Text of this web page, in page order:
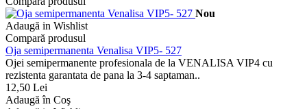
Nou
Adaugă in Wishlist
Compară produsul
Oja semipermanenta Venalisa VIP5- 527
Ojei semipermanente profesionala de la VENALISA VIP4 cu
rezistenta garantata de pana la 3-4 saptaman..
12,50 Lei
Adaugă în Coş